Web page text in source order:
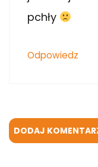
pchły
Odpowiedz
DODAJ